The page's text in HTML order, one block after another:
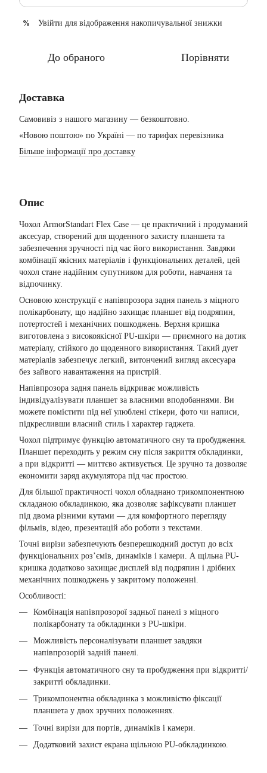
% Увійти для відображення накопичувальної знижки
До обраного Порівняти
Доставка
Самовивіз з нашого магазину — безкоштовно.
«Новою поштою» по Україні — по тарифах перевізника
Більше інформації про доставку
Опис
Чохол ArmorStandart Flex Case — це практичний і продуманий
аксесуар, створений для щоденного захисту планшета та
забезпечення зручності під час його використання. Завдяки
комбінації якісних матеріалів і функціональних деталей, цей
чохол стане надійним супутником для роботи, навчання та
відпочинку.
Основою конструкції є напівпрозора задня панель з міцного
полікарбонату, що надійно захищає планшет від подряпин,
потертостей і механічних пошкоджень. Верхня кришка
виготовлена з високоякісної PU-шкіри — приємного на дотик
матеріалу, стійкого до щоденного використання. Такий дует
матеріалів забезпечує легкий, витончений вигляд аксесуара
без зайвого навантаження на пристрій.
Напівпрозора задня панель відкриває можливість
індивідуалізувати планшет за власними вподобаннями. Ви
можете помістити під неї улюблені стікери, фото чи написи,
підкресливши власний стиль і характер гаджета.
Чохол підтримує функцію автоматичного сну та пробудження.
Планшет переходить у режим сну після закриття обкладинки,
а при відкритті — миттєво активується. Це зручно та дозволяє
економити заряд акумулятора під час простою.
Для більшої практичності чохол обладнано трикомпонентною
складаною обкладинкою, яка дозволяє зафіксувати планшет
під двома різними кутами — для комфортного перегляду
фільмів, відео, презентацій або роботи з текстами.
Точні вирізи забезпечують безперешкодний доступ до всіх
функціональних роз’ємів, динаміків і камери. А щільна PU-
кришка додатково захищає дисплей від подряпин і дрібних
механічних пошкоджень у закритому положенні.
Особливості:
Комбінація напівпрозорої задньої панелі з міцного
полікарбонату та обкладинки з PU-шкіри.
Можливість персоналізувати планшет завдяки
напівпрозорій задній панелі.
Функція автоматичного сну та пробудження при відкритті/
закритті обкладинки.
Трикомпонентна обкладинка з можливістю фіксації
планшета у двох зручних положеннях.
Точні вирізи для портів, динаміків і камери.
Додатковий захист екрана щільною PU-обкладинкою.